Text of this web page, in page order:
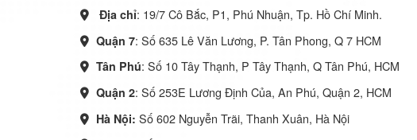
Địa chỉ: 19/7 Cô Bắc, P1, Phú Nhuận, Tp. Hồ Chí Minh.
Quận 7: Số 635 Lê Văn Lương, P. Tân Phong, Q 7 HCM
Tân Phú: Số 10 Tây Thạnh, P Tây Thạnh, Q Tân Phú, HCM
Quận 2: Số 253E Lương Định Của, An Phú, Quận 2, HCM
Hà Nội: Số 602 Nguyễn Trãi, Thanh Xuân, Hà Nội